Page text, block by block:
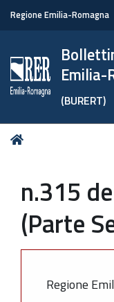
Regione Emilia-Romagna
Emilia-
(BURERT)
Tu
n.315
(Parte
Regione